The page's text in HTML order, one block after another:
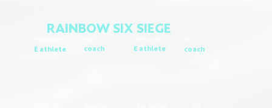
RAINBOW SIX SIEGE
E athlete coach E athlete coach